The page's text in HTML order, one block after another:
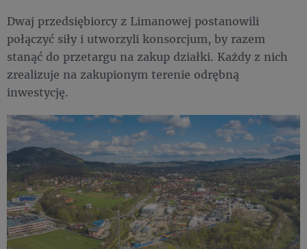
Dwaj przedsiębiorcy z Limanowej postanowili
połączyć siły i utworzyli konsorcjum, by razem
stanąć do przetargu na zakup działki. Każdy z nich
zrealizuje na zakupionym terenie odrębną
inwestycję.